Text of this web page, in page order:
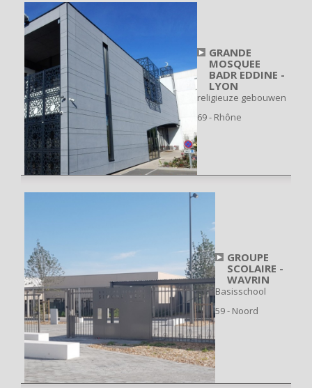
GRANDE
MOSQUEE
BADR EDDINE -
LYON
religieuze gebouwen
69 - Rhône
GROUPE
SCOLAIRE -
WAVRIN
Basisschool
59 - Noord